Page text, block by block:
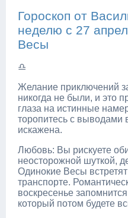
Гороскоп от
неделю с 27
Весы
♎
Желание приключений
никогда не были, и это
глаза на истинные
торопитесь с выводами
искажена.
Любовь: Вы рискуете
неосторожной шуткой,
Одинокие Весы
транспорте.
воскресенье
который потом будете